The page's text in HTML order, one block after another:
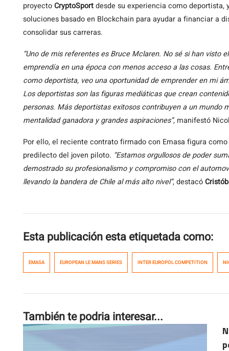
proyectoCryptoSportdesde su experiencia como
soluciones basado en Blockchain para ayudar a financiar a
consolidar sus carreras.
“Uno de mis referentes es Bruce Mclaren. No sé si han visto
emprendía en una época con menos acceso a las cosas.
como deportista, veo una oportunidad de emprender en mi
Los deportistas son las figuras mediáticas que crean
personas. Más deportistas exitosos contribuyen a un mundo
mentalidad ganadora y grandes aspiraciones”, manifestó
Por ello, el reciente contrato firmado con Emasa figura
predilecto del joven piloto. “Estamos orgullosos de poder
demostrado su profesionalismo y compromiso con el
llevando la bandera de Chile al más alto nivel”, destacó
Esta publicación esta etiquetada como:
EMASA EUROPEAN LE MANS SERIES INTER EUROPOL COMPETITION
También te podria interesar...